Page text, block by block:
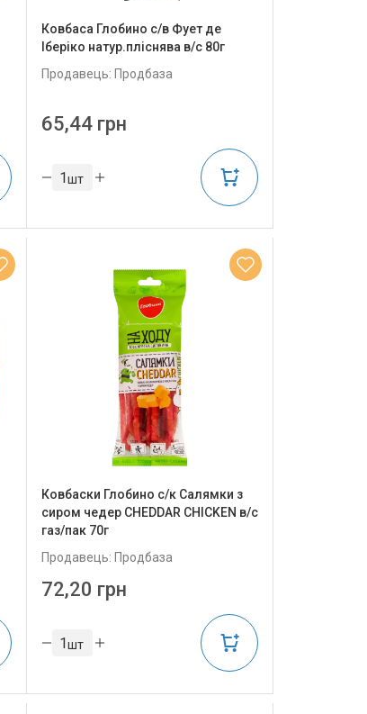
Ковбаса Глобино с/в Фует де
Іберіко натур.пліснява в/с 80г
Продавець: Продбаза
65,44 грн
шт
Ковбаски Глобино с/к Салямки з
сиром чедер CHEDDAR CHICKEN в/с
газ/пак 70г
Продавець: Продбаза
72,20 грн
шт